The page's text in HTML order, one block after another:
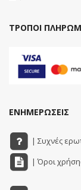
ΤΡΟΠΟΙ
ΕΝΗΜΕΡΩΣΕΙΣ
| Συχνές
| Όροι